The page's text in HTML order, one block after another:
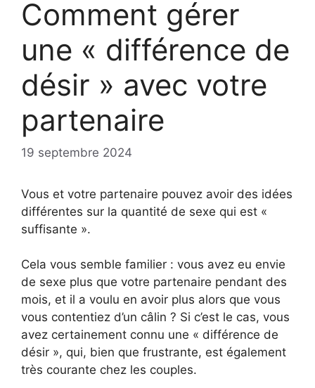
Comment gérer
une « différence de
désir » avec votre
partenaire
19 septembre 2024
Vous et votre partenaire pouvez avoir des idées
différentes sur la quantité de sexe qui est «
suffisante ».
Cela vous semble familier : vous avez eu envie
de sexe plus que votre partenaire pendant des
mois, et il a voulu en avoir plus alors que vous
vous contentiez d’un câlin ? Si c’est le cas, vous
avez certainement connu une « différence de
désir », qui, bien que frustrante, est également
très courante chez les couples.